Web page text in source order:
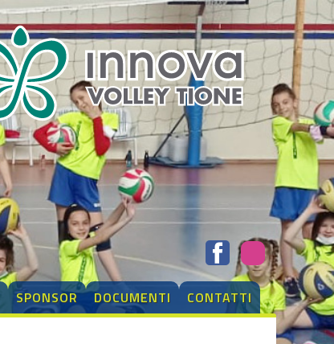
SPONSOR DOCUMENTI CONTATTI